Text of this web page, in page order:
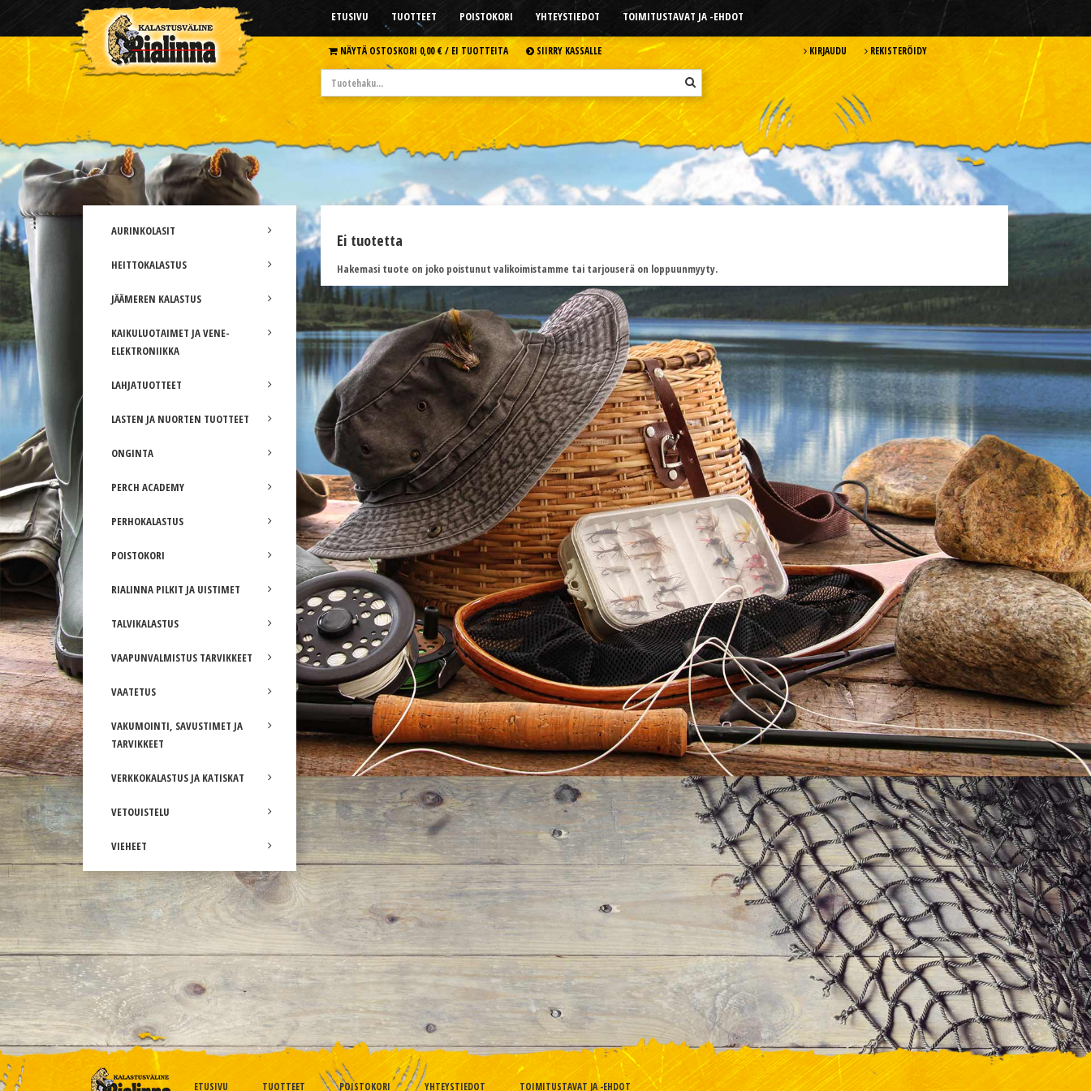
ETUSIVU TUOTTEET POISTOKORI YHTEYSTIEDOT TOIMITUSTAVAT JA -EHDOT
NÄYTÄ OSTOSKORI 0,00 € /EI TUOTTEITA SIIRRY KASSALLE KIRJAUDU REKISTERÖIDY
AURINKOLASIT
HEITTOKALASTUS
JÄÄMEREN KALASTUS
KAIKULUOTAIMET JA VENE-
ELEKTRONIIKKA
LAHJATUOTTEET
LASTEN JA NUORTEN TUOTTEET
ONGINTA
PERCH ACADEMY
PERHOKALASTUS
POISTOKORI
RIALINNA PILKIT JA UISTIMET
TALVIKALASTUS
VAAPUNVALMISTUS TARVIKKEET
VAATETUS
VAKUMOINTI, SAVUSTIMET JA
TARVIKKEET
VERKKOKALASTUS JA KATISKAT
VETOUISTELU
VIEHEET
Ei tuotetta
Hakemasi tuote on joko poistunut valikoimistamme tai tarjouserä on loppuunmyyty.
ETUSIVU TUOTTEET POISTOKORI YHTEYSTIEDOT TOIMITUSTAVAT JA -EHDOT